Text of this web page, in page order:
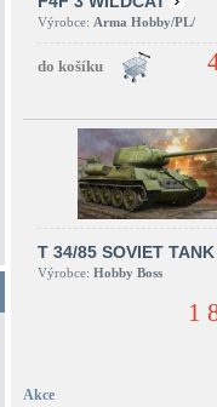
Výrobce: Arma Hobby/PL/
T 34/85 SOVIET TANK
Výrobce: Hobby Boss
1
Akce